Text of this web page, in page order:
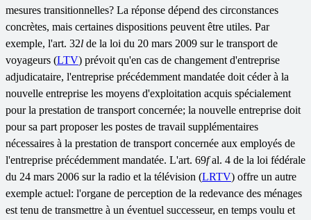
mesures transitionnelles? La réponse dépend des circonstances
concrètes, mais certaines dispositions peuvent être utiles. Par
exemple, l'art. 32l de la loi du 20 mars 2009 sur le transport de
voyageurs (LTV) prévoit qu'en cas de changement d'entreprise
adjudicataire, l'entreprise précédemment mandatée doit céder à la
nouvelle entreprise les moyens d'exploitation acquis spécialement
pour la prestation de transport concernée; la nouvelle entreprise doit
pour sa part proposer les postes de travail supplémentaires
nécessaires à la prestation de transport concernée aux employés de
l'entreprise précédemment mandatée. L'art. 69fal. 4 de la loi fédérale
du 24 mars 2006 sur la radio et la télévision (LRTV) offre un autre
exemple actuel: l'organe de perception de la redevance des ménages
est tenu de transmettre à un éventuel successeur, en temps voulu et